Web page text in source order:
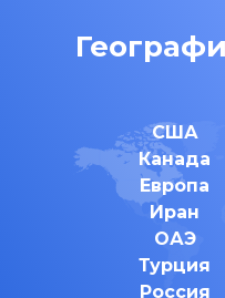
США
Канада
Европа
Иран
ОАЭ
Турция
Россия